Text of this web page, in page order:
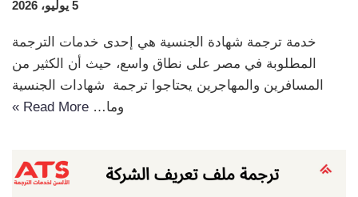
5 يوليو، 2026
خدمة ترجمة شهادة الجنسية هي إحدى خدمات الترجمة
المطلوبة في مصر على نطاق واسع، حيث أن الكثير من
المسافرين والمهاجرين يحتاجوا ترجمة شهادات الجنسية
وما… Read More »